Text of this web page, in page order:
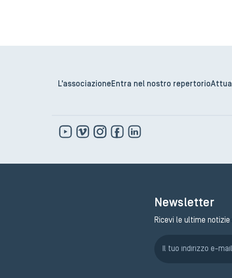
L'associazione Entra nel nostro repertorio
Newsletter
Ricevi le ultime